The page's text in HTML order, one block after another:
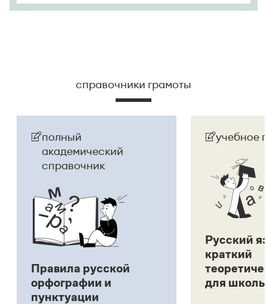
справочники грамоты
полный
академический
справочник
Правила русской
орфографии и
пунктуации
учебное
Русский
краткий
для